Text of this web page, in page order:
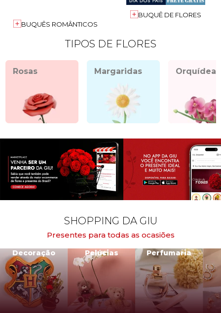
BUQUÊS ROMÂNTICOS
BUQUÊ DE FLORES
TIPOS DE FLORES
Rosas Margaridas Orquídeas
SHOPPING DA GIU
Presentes para todas as ocasiões
Decoração Pelúcias Perfumaria